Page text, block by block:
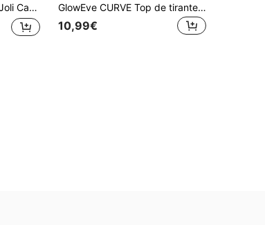
y lunares para mujer de talla grande GlowEve CURVE Top de tirantes finos sin espalda estilo elegante casual de vacaciones de verano para mujer talla grande
10,99€